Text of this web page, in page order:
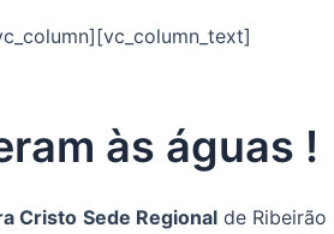
às águas !
Cristo Sede Regional de Ribeirão